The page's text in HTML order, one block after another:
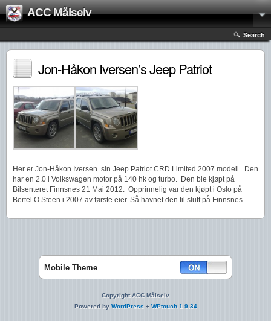
ACC Målselv
Search
Jon-Håkon Iversen’s Jeep Patriot
Her er Jon-Håkon Iversen sin Jeep Patriot CRD Limited 2007 modell. Den
har en 2.0 l Volkswagen motor på 140 hk og turbo. Den ble kjøpt på
Bilsenteret Finnsnes 21 Mai 2012. Opprinnelig var den kjøpt i Oslo på
Bertel O.Steen i 2007 av første eier. Så havnet den til slutt på Finnsnes.
Mobile Theme
Copyright ACC Målselv
Powered by WordPress + WPtouch 1.9.34